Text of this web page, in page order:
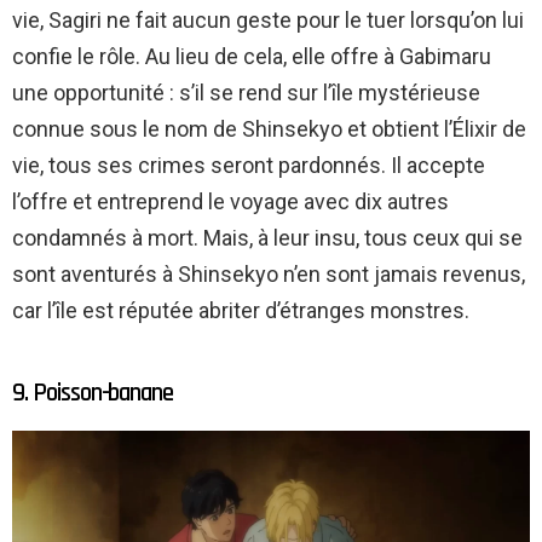
vie, Sagiri ne fait aucun geste pour le tuer lorsqu’on lui
confie le rôle. Au lieu de cela, elle offre à Gabimaru
une opportunité : s’il se rend sur l’île mystérieuse
connue sous le nom de Shinsekyo et obtient l’Élixir de
vie, tous ses crimes seront pardonnés. Il accepte
l’offre et entreprend le voyage avec dix autres
condamnés à mort. Mais, à leur insu, tous ceux qui se
sont aventurés à Shinsekyo n’en sont jamais revenus,
car l’île est réputée abriter d’étranges monstres.
9. Poisson-banane